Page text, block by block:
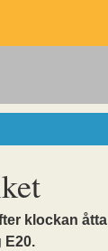
klockan åtta
E20.